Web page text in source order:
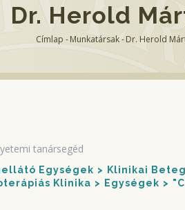
Dr. Herold
Címlap -Munkatársak-Dr. Herold
tanársegéd
Egységek
Klinikai
Klinika
Egységek